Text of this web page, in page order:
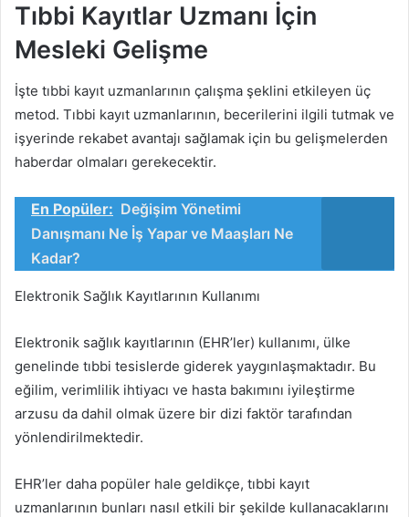
Tıbbi Kayıtlar Uzmanı İçin
Mesleki Gelişme
İşte tıbbi kayıt uzmanlarının çalışma şeklini etkileyen üç
metod. Tıbbi kayıt uzmanlarının, becerilerini ilgili tutmak ve
işyerinde rekabet avantajı sağlamak için bu gelişmelerden
haberdar olmaları gerekecektir.
En Popüler: Değişim Yönetimi
Danışmanı Ne İş Yapar ve Maaşları Ne
Kadar?
Elektronik Sağlık Kayıtlarının Kullanımı
Elektronik sağlık kayıtlarının (EHR’ler) kullanımı, ülke
genelinde tıbbi tesislerde giderek yaygınlaşmaktadır. Bu
eğilim, verimlilik ihtiyacı ve hasta bakımını iyileştirme
arzusu da dahil olmak üzere bir dizi faktör tarafından
yönlendirilmektedir.
EHR’ler daha popüler hale geldikçe, tıbbi kayıt
uzmanlarının bunları nasıl etkili bir şekilde kullanacaklarını